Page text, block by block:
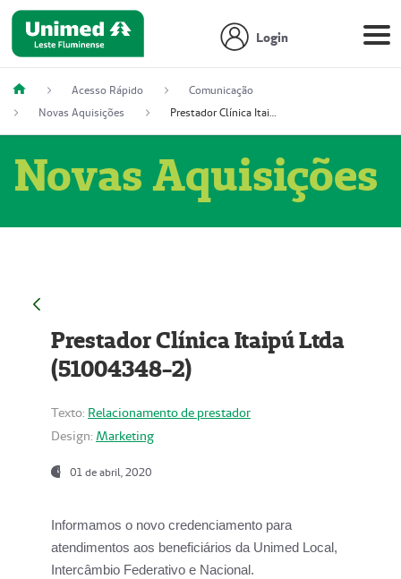
Login
Acesso Rápido
Comunicação
Novas Aquisições
Prestador Clínica Itaipú Ltda (51004348-2)
Novas Aquisições
Prestador Clínica Itaipú Ltda
(51004348-2)
Texto: Relacionamento de prestador
Design: Marketing
01 de abril, 2020
Informamos o novo credenciamento para
atendimentos aos beneficiários da Unimed Local,
Intercâmbio Federativo e Nacional.